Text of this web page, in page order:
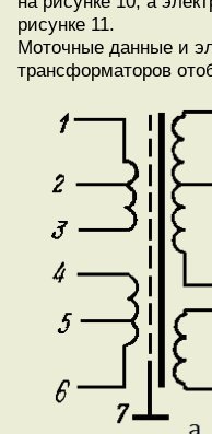
рисунке 11.
Моточные данные и
трансформаторов